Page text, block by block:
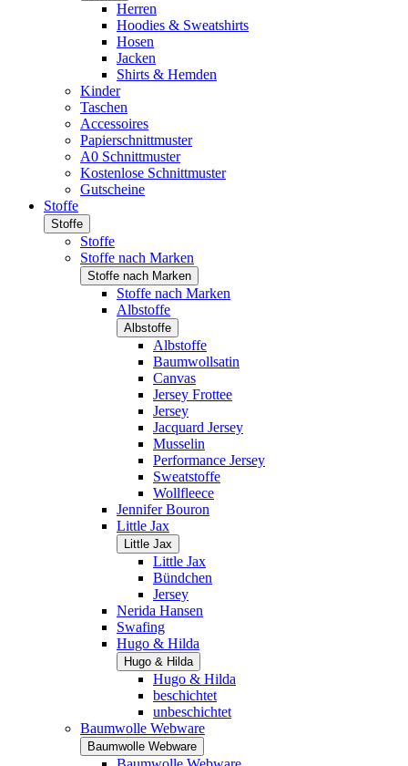
Herren
Hoodies & Sweatshirts
Hosen
Jacken
Shirts & Hemden
Kinder
Taschen
Accessoires
Papierschnittmuster
A0 Schnittmuster
Kostenlose Schnittmuster
Gutscheine
Stoffe
Stoffe
Stoffe
Stoffe nach Marken
Stoffe nach Marken
Stoffe nach Marken
Albstoffe
Albstoffe
Albstoffe
Baumwollsatin
Canvas
Jersey Frottee
Jersey
Jacquard Jersey
Musselin
Performance Jersey
Sweatstoffe
Wollfleece
Jennifer Bouron
Little Jax
Little Jax
Little Jax
Bündchen
Jersey
Nerida Hansen
Swafing
Hugo & Hilda
Hugo & Hilda
Hugo & Hilda
beschichtet
unbeschichtet
Baumwolle Webware
Baumwolle Webware